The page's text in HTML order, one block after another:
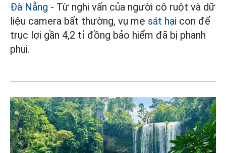
Đà Nẵng - Từ nghi vấn của người cô ruột và dữ
liệu camera bất thường, vụ mẹ sát hại con để
trục lợi gần 4,2 tỉ đồng bảo hiểm đã bị phanh
phui.